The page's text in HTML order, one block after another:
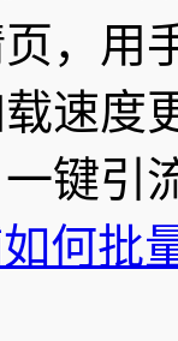
，用
速度
一键
何批